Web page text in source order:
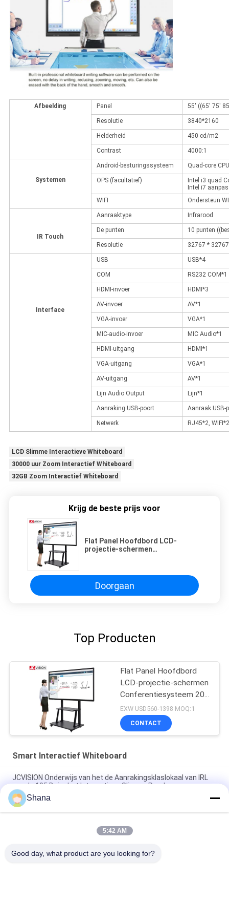
Afbeelding Panel 55' ((65' 75'
Resolutie 3840*2160
Helderheid 450 cd/m2
Contrast 4000:1
Systemen
Android-besturingssysteem Quad-core
OPS (facultatief)
Intel i3 quad
Intel i7
WIFI
Ondersteun
IR Touch
Aanraaktype Infrarood
De punten 10 punten
Resolutie 32767 * 32767
Interface
USB USB*4
COM RS232 COM*1
HDMI-invoer HDMI*3
AV-invoer AV*1
VGA-invoer VGA*1
MIC-audio-invoer MIC Audio*1
HDMI-uitgang HDMI*1
VGA-uitgang VGA*1
AV-uitgang AV*1
Lijn Audio Output Lijn*1
Aanraking USB-poort Aanraak USB-
Netwerk RJ45*2, WIFI*2
LCD Slimme Interactieve Whiteboard
30000 uur Zoom Interactief Whiteboard
32GB Zoom Interactief Whiteboard
Krijg de beste prijs voor
Flat Panel Hoofdbord LCD-
projectie-schermen
Doorgaan
Top Producten
Flat Panel Hoofdbord
LCD-projectie-schermen
Conferentiesysteem 20
Touch
EXW USD560-1398 MOQ:1
CONTACT
Smart Interactief Whiteboard
JCVISION Onderwijs van het de Aanrakingsklaslokaal van IRL
van de 105 Duim het Interactieve Slimme Raad
JCVISION Alles-in-één Slimme Interactieve Whiteboard I3 55
Inch Interactief Aanraakscherm
10 Punten Touch Draagbaar Slim Bord Zoom Interactief
Shana
5:42 AM
Good day, what product are you looking for?